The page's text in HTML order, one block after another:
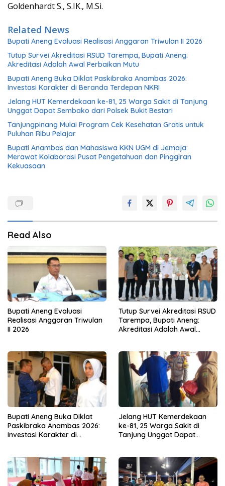
Goldenhardt S., S.IK., M.Si.
Related News
Bupati Aneng Evaluasi Realisasi Anggaran Triwulan II 2026
Tutup Survei Akreditasi RSUD Tarempa, Bupati Aneng:
Akreditasi Adalah Awal Perbaikan Mutu
Bupati Aneng Buka Diklat Paskibraka Anambas 2026:
Investasi Karakter di Beranda Terdepan NKRI
Jelang HUT Kemerdekaan ke-81, 25 Warga Sakit di Tanjung
Unggat Dapat Sembako dari Polsek Bukit Bestari
Tanjungpinang Mulai Program Cek Kesehatan Gratis untuk
Puluhan Ribu Pelajar
Bupati Anambas dan Mahasiswa KKN UGM di Jemaja:
Merawat Kolaborasi Pusat Pengetahuan dan Pinggiran
Kekuasaan
Read Also
Bupati Aneng Evaluasi
Realisasi Anggaran Triwulan
II 2026
Tutup Survei Akreditasi RSUD
Tarempa, Bupati Aneng:
Akreditasi Adalah Awal
Bupati Aneng Buka Diklat
Paskibraka Anambas 2026:
Investasi Karakter di
Jelang HUT Kemerdekaan
ke-81, 25 Warga Sakit di
Tanjung Unggat Dapat